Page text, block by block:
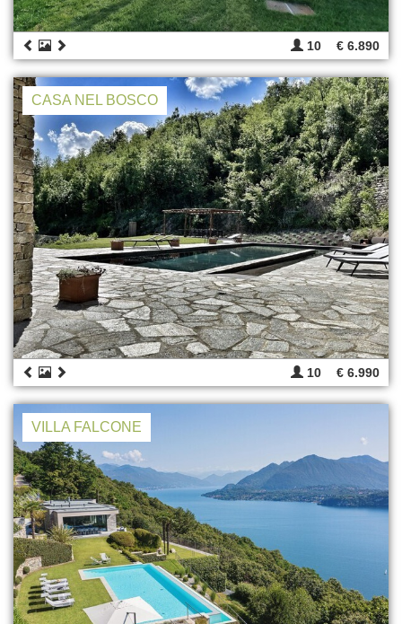
10 € 6.890
CASA NEL BOSCO
10 € 6.990
VILLA FALCONE